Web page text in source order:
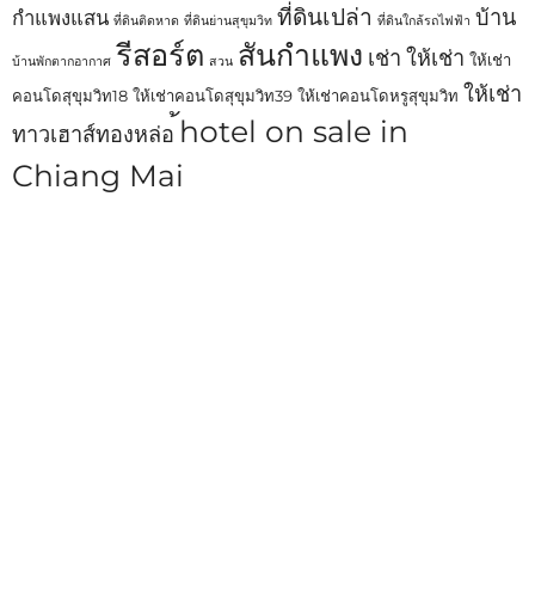
กำแพงแสน ที่ดินติดหาด ที่ดินย่านสุขุมวิท ที่ดินเปล่า ที่ดินใกล้รถไฟฟ้า บ้าน
บ้านพักตากอากาศ รีสอร์ต สวน สันกำแพง เช่า ให้เช่า ให้เช่า
คอนโดสุขุมวิท18 ให้เช่าคอนโดสุขุมวิท39 ให้เช่าคอนโดหรูสุขุมวิท ให้เช่า
ทาวเฮาส์ทองหล่อ ้hotel on sale in
Chiang Mai